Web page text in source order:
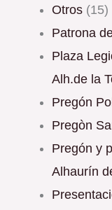
Otros (15)
Patrona
Plaza Legión Española 25 aniversario
Alh.de la
Pregón
Pregòn
Pregón y presentación cartel Semana Santa
Alhaurín